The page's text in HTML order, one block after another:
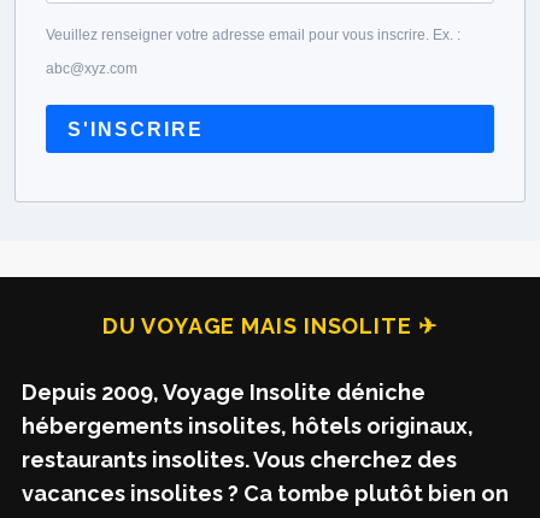
Veuillez renseigner votre adresse email pour vous inscrire. Ex. :
abc@xyz.com
S'INSCRIRE
DU VOYAGE MAIS INSOLITE ✈
Depuis 2009, Voyage Insolite déniche
hébergements insolites, hôtels originaux,
restaurants insolites. Vous cherchez des
vacances insolites ? Ca tombe plutôt bien on